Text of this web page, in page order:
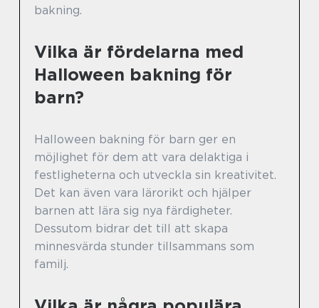
bakning.
Vilka är fördelarna med
Halloween bakning för
barn?
Halloween bakning för barn ger en
möjlighet för dem att vara delaktiga i
festligheterna och utveckla sin kreativitet.
Det kan även vara lärorikt och hjälper
barnen att lära sig nya färdigheter.
Dessutom bidrar det till att skapa
minnesvärda stunder tillsammans som
familj.